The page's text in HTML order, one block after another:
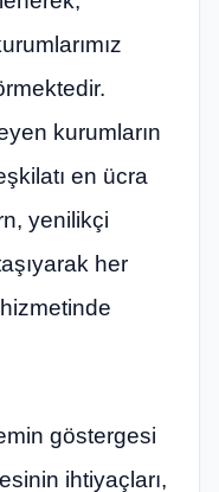
kurumların
en ücra
yenilikçi
her
göstergesi
ihtiyaçları,